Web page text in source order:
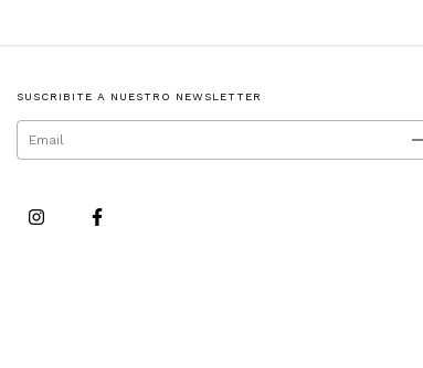
SUSCRIBITE A NUESTRO NEWSLETTER